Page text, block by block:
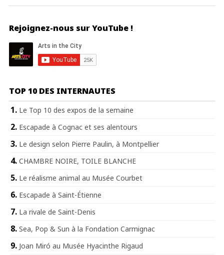
Rejoignez-nous sur YouTube !
TOP 10 DES INTERNAUTES
Le Top 10 des expos de la semaine
Escapade à Cognac et ses alentours
Le design selon Pierre Paulin, à Montpellier
CHAMBRE NOIRE, TOILE BLANCHE
Le réalisme animal au Musée Courbet
Escapade à Saint-Étienne
La rivale de Saint-Denis
Sea, Pop & Sun à la Fondation Carmignac
Joan Miró au Musée Hyacinthe Rigaud